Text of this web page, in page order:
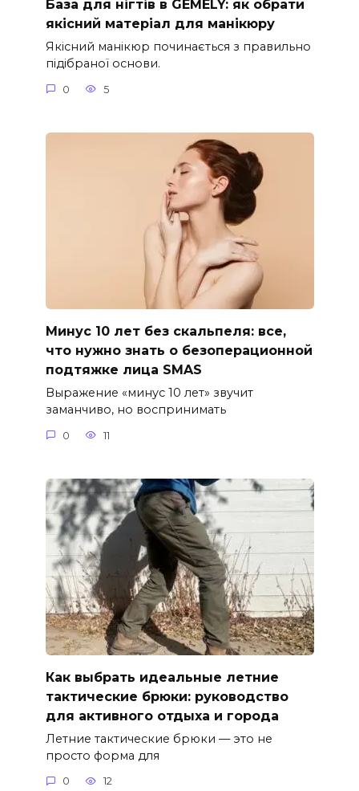
База для нігтів в GEMELY: як обрати
якісний матеріал для манікюру
Якісний манікюр починається з правильно
підібраної основи.
0 5
Минус 10 лет без скальпеля: все,
что нужно знать о безоперационной
подтяжке лица SMAS
Выражение «минус 10 лет» звучит
заманчиво, но воспринимать
0 11
Как выбрать идеальные летние
тактические брюки: руководство
для активного отдыха и города
Летние тактические брюки — это не
просто форма для
0 12